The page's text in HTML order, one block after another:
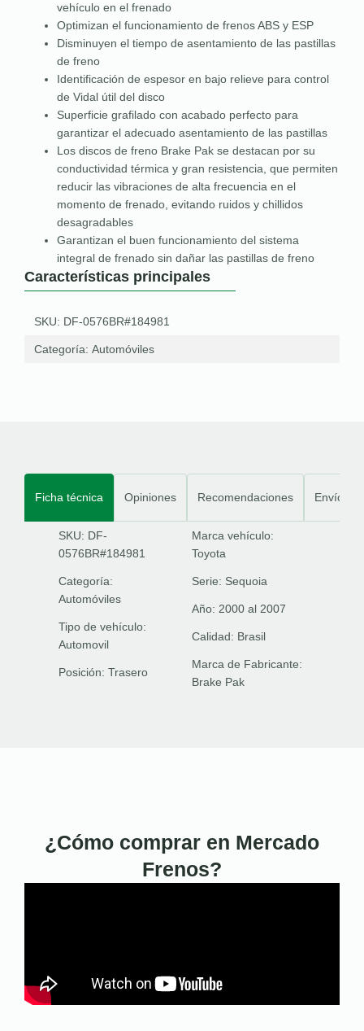
vehículo en el frenado
Optimizan el funcionamiento de frenos ABS y ESP
Disminuyen el tiempo de asentamiento de las pastillas
de freno
Identificación de espesor en bajo relieve para control
de Vidal útil del disco
Superficie grafilado con acabado perfecto para
garantizar el adecuado asentamiento de las pastillas
Los discos de freno Brake Pak se destacan por su
conductividad térmica y gran resistencia, que permiten
reducir las vibraciones de alta frecuencia en el
momento de frenado, evitando ruidos y chillidos
desagradables
Garantizan el buen funcionamiento del sistema
integral de frenado sin dañar las pastillas de freno
Características principales
SKU: DF-0576BR#184981
Categoría: Automóviles
Ficha técnica Opiniones Recomendaciones Envíos
SKU: DF-
0576BR#184981
Categoría:
Automóviles
Tipo de vehículo:
Automovil
Posición: Trasero
Marca vehículo:
Toyota
Serie: Sequoia
Año: 2000 al 2007
Calidad: Brasil
Marca de Fabricante:
Brake Pak
¿Cómo comprar en Mercado
Frenos?